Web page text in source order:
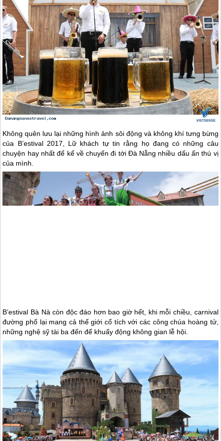
Không quên lưu lại những hình ảnh sôi động và không khí tưng bừng
của B’estival 2017, Lữ khách tự tin rằng họ đang có những câu
chuyện hay nhất để kể về chuyến đi tới Đà Nẵng nhiều dấu ấn thú vị
của mình.
B’estival Bà Nà còn độc đáo hơn bao giờ hết, khi mỗi chiều, carnival
đường phố lại mang cả thế giới cổ tích với các công chúa hoàng tử,
những nghệ sỹ tài ba đến để khuấy động không gian lễ hội.